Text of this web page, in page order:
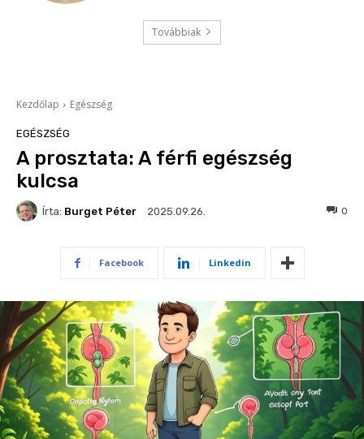
Továbbiak